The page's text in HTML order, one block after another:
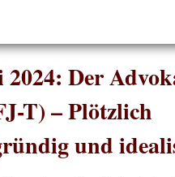
2024: Der
T) – Plötzlich
und